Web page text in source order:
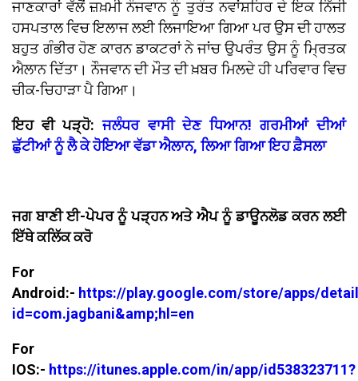
ਜਾਣਕਾਰਾਂ ਵੱਲੋਂ ਜ਼ਖ਼ਮੀ ਨੌਜਵਾਨ ਨੂੰ ਤੁਰੰਤ ਨਵਾਂਸ਼ਹਿਰ ਦੇ ਇਕ ਨਿੱਜੀ
ਹਸਪਤਾਲ ਵਿਚ ਇਲਾਜ ਲਈ ਲਿਜਾਇਆ ਗਿਆ ਪਰ ਉਸ ਦੀ ਹਾਲਤ
ਬਹੁਤ ਗੰਭੀਰ ਹੋਣ ਕਾਰਨ ਡਾਕਟਰਾਂ ਨੇ ਜਾਂਚ ਉਪਰੰਤ ਉਸ ਨੂੰ ਮ੍ਰਿਤਕ
ਐਲਾਨ ਦਿੱਤਾ। ਨੌਜਵਾਨ ਦੀ ਮੌਤ ਦੀ ਖ਼ਬਰ ਮਿਲਦੇ ਹੀ ਪਰਿਵਾਰ ਵਿਚ
ਚੀਕ-ਚਿਹਾੜਾ ਪੈ ਗਿਆ।
ਇਹ ਵੀ ਪੜ੍ਹੋ:ਜਲੰਧਰ ਵਾਸੀ ਦੇਣ ਧਿਆਨ! ਗਰਮੀਆਂ ਦੀਆਂ
ਛੁੱਟੀਆਂ ਨੂੰ ਲੈ ਕੇ ਹੋਇਆ ਵੱਡਾ ਐਲਾਨ, ਲਿਆ ਗਿਆ ਇਹ ਫ਼ੈਸਲਾ
ਜਗ ਬਾਣੀ ਈ-ਪੇਪਰ ਨੂੰ ਪੜ੍ਹਨ ਅਤੇ ਐਪ ਨੂੰ ਡਾਊਨਲੋਡ ਕਰਨ ਲਈ
ਇੱਥੇ ਕਲਿੱਕ ਕਰੋ
For
Android:- https://play.google.com/store/apps/
id=com.jagbani&amp;hl=en
For
IOS:- https://itunes.apple.com/in/app/id538323711?